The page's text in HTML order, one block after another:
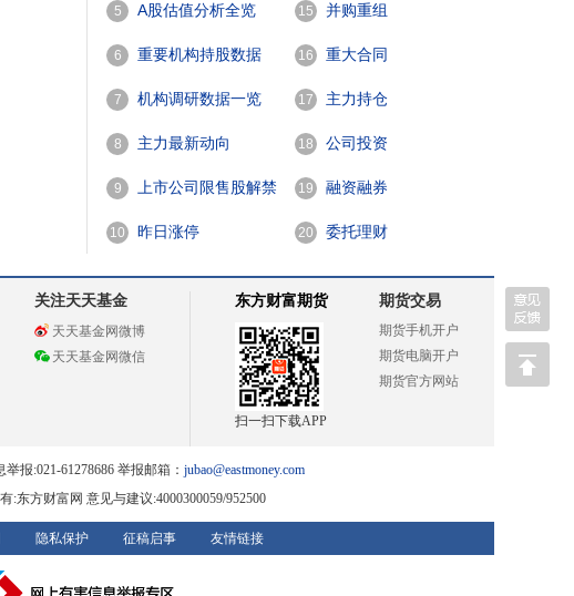
5 A股估值分析全览
6 重要机构持股数据
7 机构调研数据一览
8 主力最新动向
9 上市公司限售股解禁
一览
10 昨日涨停
15 并购重组
16 重大合同
17 主力持仓
18 公司投资
19 融资融券
20 委托理财
关注天天基金
天天基金网微博
天天基金网微信
东方财富期货
扫一扫下载APP
期货交易
期货手机开户
期货电脑开户
期货官方网站
报:021-61278686 举报邮箱： jubao@eastmoney.com
:东方财富网 意见与建议:4000300059/952500
隐私保护 征稿启事 友情链接